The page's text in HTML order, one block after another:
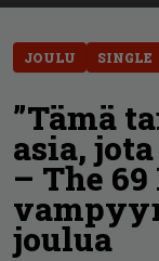
JOULU SINGLE
”Tämä
asia,
– The
joulua